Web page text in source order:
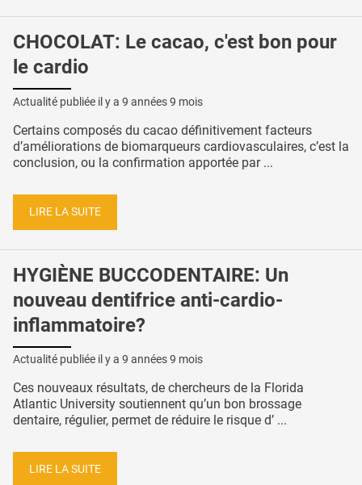
CHOCOLAT: Le cacao, c'est bon pour
le cardio
Actualité publiée il y a 9 années 9 mois
Certains composés du cacao définitivement facteurs
d’améliorations de biomarqueurs cardiovasculaires, c’est la
conclusion, ou la confirmation apportée par ...
LIRE LA SUITE
HYGIÈNE BUCCODENTAIRE: Un
nouveau dentifrice anti-cardio-
inflammatoire?
Actualité publiée il y a 9 années 9 mois
Ces nouveaux résultats, de chercheurs de la Florida
Atlantic University soutiennent qu’un bon brossage
dentaire, régulier, permet de réduire le risque d’ ...
LIRE LA SUITE